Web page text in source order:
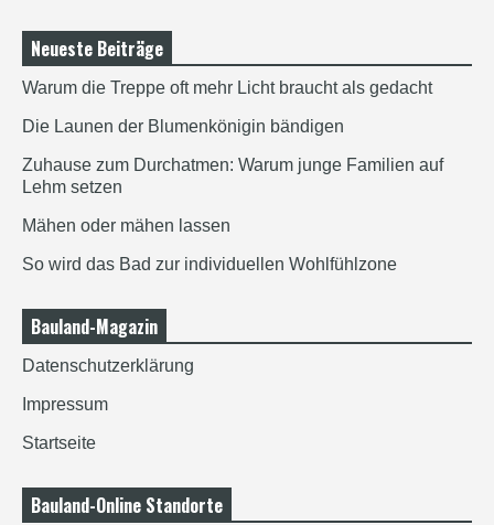
Neueste Beiträge
Warum die Treppe oft mehr Licht braucht als gedacht
Die Launen der Blumenkönigin bändigen
Zuhause zum Durchatmen: Warum junge Familien auf
Lehm setzen
Mähen oder mähen lassen
So wird das Bad zur individuellen Wohlfühlzone
Bauland-Magazin
Datenschutzerklärung
Impressum
Startseite
Bauland-Online Standorte